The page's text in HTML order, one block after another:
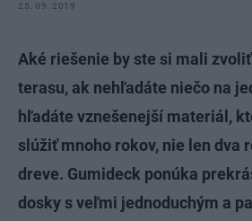
25. 09. 2019
Aké riešenie by ste si mali
terasu, ak nehľadáte niečo na
hľadáte vznešenejší materiál,
slúžiť mnoho rokov, nie len dva
dreve. Gumideck ponúka
dosky s veľmi jednoduchým a